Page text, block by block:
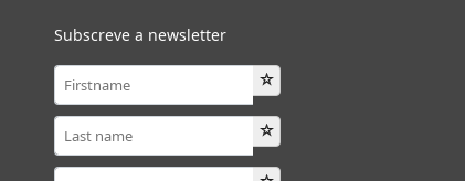
Subscreve a newsletter